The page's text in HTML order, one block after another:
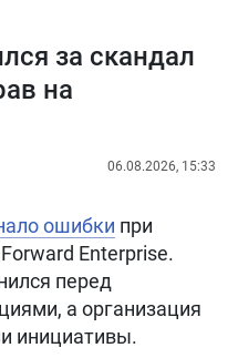
за скандал
на
06.08.2026, 15:33
ошибки при
Enterprise.
перед
а организация
инициативы.